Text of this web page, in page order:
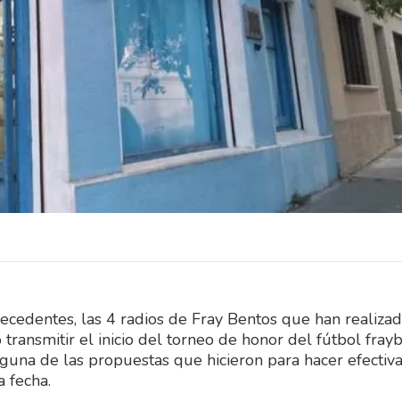
las 4 radios de Fray Bentos que han
transmitir el inicio del torneo de honor del fútbol
de las propuestas que hicieron para hacer
fecha.
de la
realizará este
por el Día del
El Sindicato
Construcción (SUNCA)
sábado una celebración por